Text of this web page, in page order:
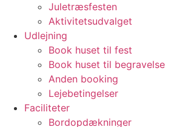
Juletræsfesten
Aktivitetsudvalget
Udlejning
Book huset til fest
Book huset til begravelse
Anden booking
Lejebetingelser
Faciliteter
Bordopdækninger